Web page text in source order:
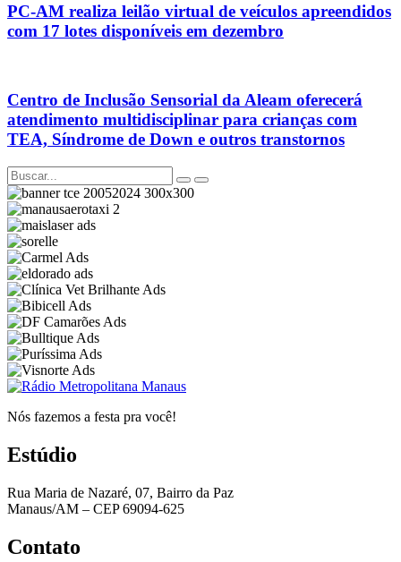
PC-AM realiza leilão virtual de veículos apreendidos
com 17 lotes disponíveis em dezembro
Centro de Inclusão Sensorial da Aleam oferecerá
atendimento multidisciplinar para crianças com
TEA, Síndrome de Down e outros transtornos
Nós fazemos a festa pra você!
Estúdio
Rua Maria de Nazaré, 07, Bairro da Paz
Manaus/AM – CEP 69094-625
Contato